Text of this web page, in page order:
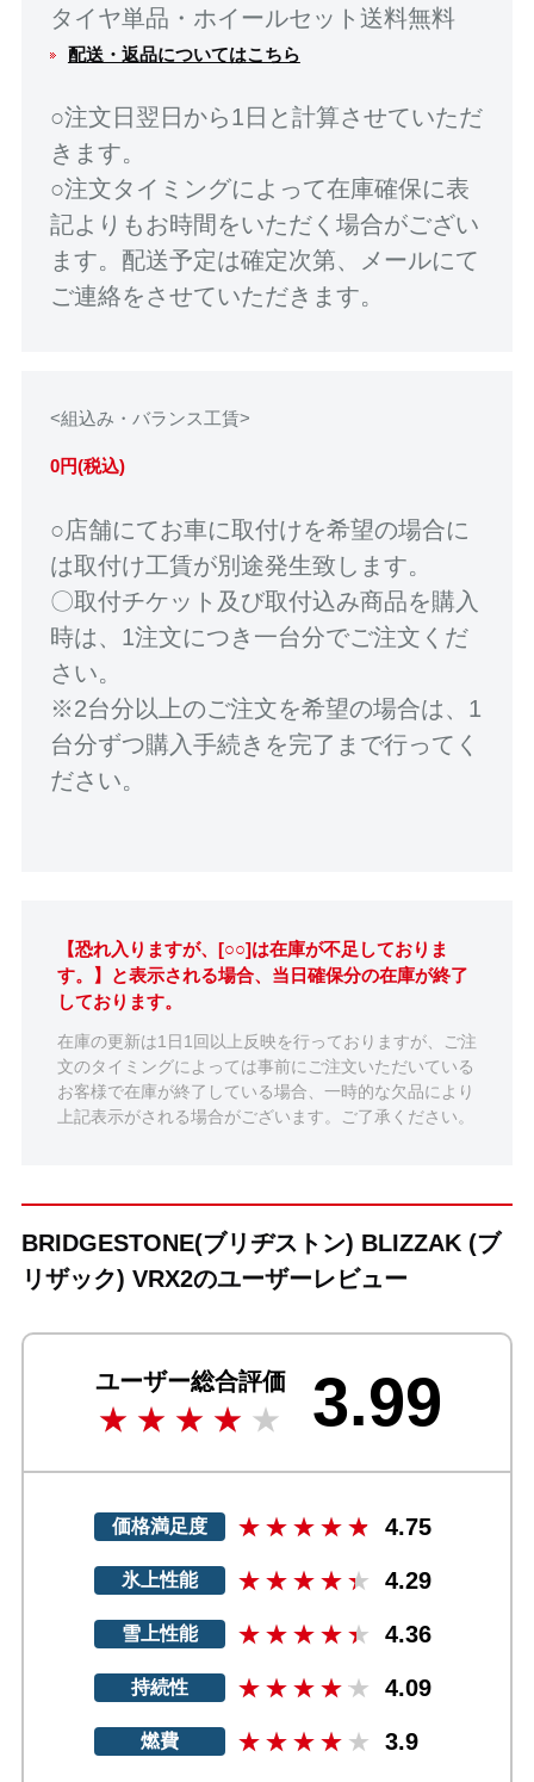
タイヤ単品・ホイールセット送料無料
配送・返品についてはこちら
○注文日翌日から1日と計算させていただ
きます。
○注文タイミングによって在庫確保に表
記よりもお時間をいただく場合がござい
ます。配送予定は確定次第、メールにて
ご連絡をさせていただきます。
<組込み・バランス工賃>
0円(税込)
○店舗にてお車に取付けを希望の場合に
は取付け工賃が別途発生致します。
〇取付チケット及び取付込み商品を購入
時は、1注文につき一台分でご注文くだ
さい。
※2台分以上のご注文を希望の場合は、1
台分ずつ購入手続きを完了まで行ってく
ださい。
【恐れ入りますが、[○○]は在庫が不足しておりま
す。】と表示される場合、当日確保分の在庫が終了
しております。
在庫の更新は1日1回以上反映を行っておりますが、ご注
文のタイミングによっては事前にご注文いただいている
お客様で在庫が終了している場合、一時的な欠品により
上記表示がされる場合がございます。ご了承ください。
BRIDGESTONE(ブリヂストン) BLIZZAK (ブ
リザック) VRX2のユーザーレビュー
ユーザー総合評価 3.99
価格満足度 4.75
氷上性能 4.29
雪上性能 4.36
持続性 4.09
燃費 3.9